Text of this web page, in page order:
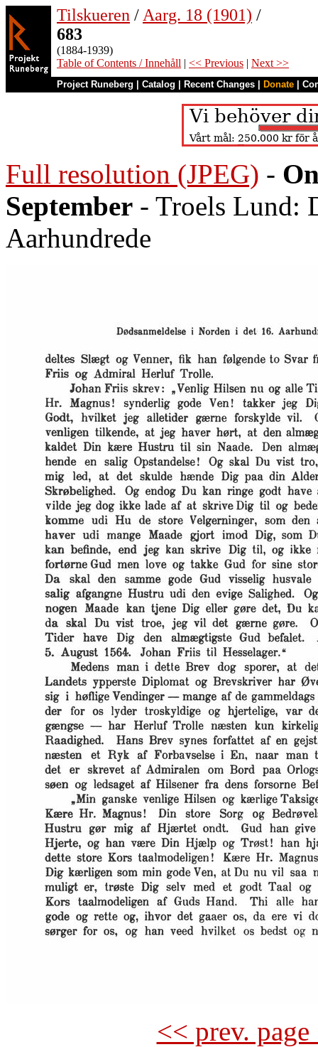
Tilskueren / Aarg. 18 (1901) /
683
(1884-1939)
Table of Contents / Innehåll | << Previous | Next >>
Project Runeberg Catalog Recent Changes Donate
Full resolution (JPEG) -
September - Troels Lund:
Aarhundrede
<< prev.